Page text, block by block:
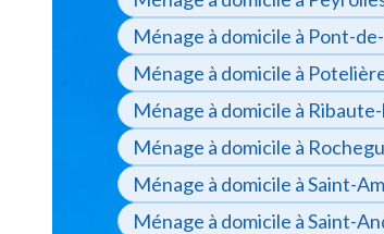
Ménage à domicile à Pont-
Ménage à domicile à
Ménage à domicile à
Ménage à domicile à
Ménage à domicile à Saint-
Ménage à domicile à Saint-